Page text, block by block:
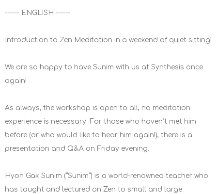
------ ENGLISH ------
Introduction to Zen Meditation in a weekend of quiet sitting!
We are so happy to have Sunim with us at Synthesis once
again!
As always, the workshop is open to all, no meditation
experience is necessary. For those who haven’t met him
before (or who would like to hear him again!), there is a
presentation and Q&A on Friday evening.
Hyon Gak Sunim (“Sunim”) is a world-renowned teacher who
has taught and lectured on Zen to small and large